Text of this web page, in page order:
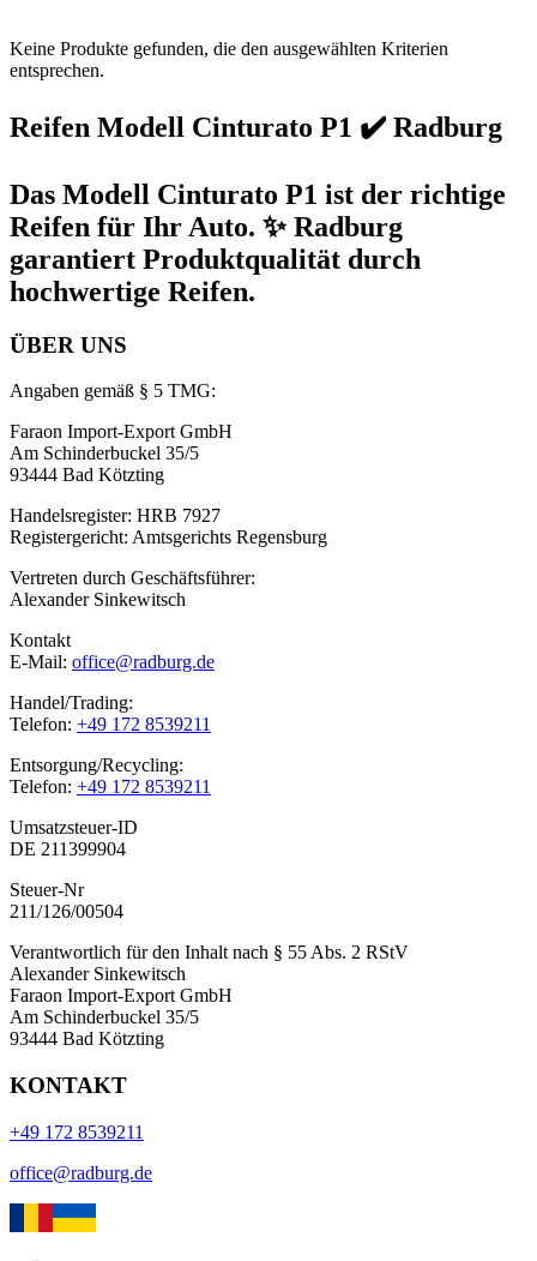
Keine Produkte gefunden, die den ausgewählten Kriterien
entsprechen.
Reifen Modell Cinturato P1 ✔️ Radburg
Das Modell Cinturato P1 ist der richtige
Reifen für Ihr Auto. ✨ Radburg
garantiert Produktqualität durch
hochwertige Reifen.
ÜBER UNS
Angaben gemäß § 5 TMG:
Faraon Import-Export GmbH
Am Schinderbuckel 35/5
93444 Bad Kötzting
Handelsregister: HRB 7927
Registergericht: Amtsgerichts Regensburg
Vertreten durch Geschäftsführer:
Alexander Sinkewitsch
Kontakt
E-Mail: office@radburg.de
Handel/Trading:
Telefon: +49 172 8539211
Entsorgung/Recycling:
Telefon: +49 172 8539211
Umsatzsteuer-ID
DE 211399904
Steuer-Nr
211/126/00504
Verantwortlich für den Inhalt nach § 55 Abs. 2 RStV
Alexander Sinkewitsch
Faraon Import-Export GmbH
Am Schinderbuckel 35/5
93444 Bad Kötzting
KONTAKT
+49 172 8539211
office@radburg.de